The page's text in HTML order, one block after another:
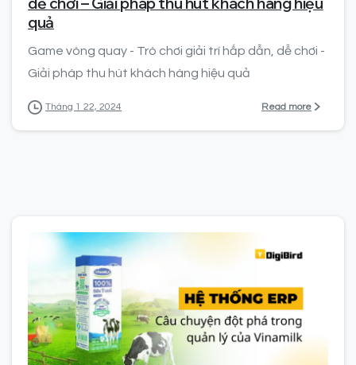
quả
Game vòng quay - Trò chơi giải trí hấp dẫn, dễ chơi -
Giải pháp thu hút khách hàng hiệu quả
Tháng 1 22, 2024 Read more